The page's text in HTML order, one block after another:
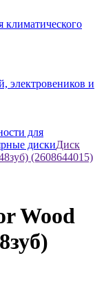
климатического
электровеников и
для
дискиДиск
(2608644015)
Wood